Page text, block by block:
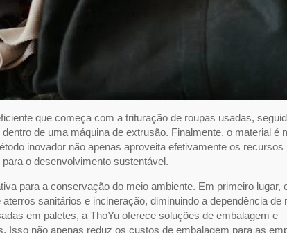
que começa com a trituração de roupas usadas,
de uma máquina de extrusão. Finalmente, o material é
inovador não apenas aproveita efetivamente os recursos
o desenvolvimento sustentável.
para a conservação do meio ambiente. Em primeiro lugar,
sanitários e incineração, diminuindo a dependência de
em paletes, a ThoYu oferece soluções de embalagem e
Isso não apenas reduz os custos de embalagem para as